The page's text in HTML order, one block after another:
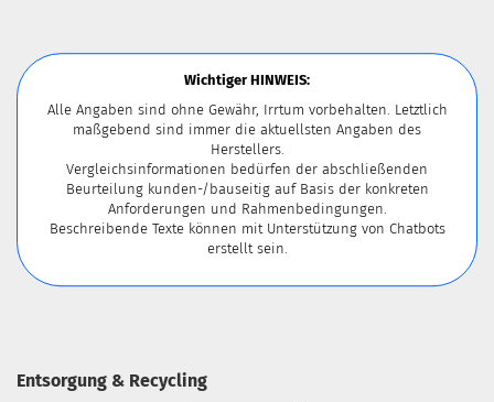
Wichtiger HINWEIS:
Alle Angaben sind ohne Gewähr, Irrtum vorbehalten. Letztlich
maßgebend sind immer die aktuellsten Angaben des
Herstellers.
Vergleichsinformationen bedürfen der abschließenden
Beurteilung kunden-/bauseitig auf Basis der konkreten
Anforderungen und Rahmenbedingungen.
Beschreibende Texte können mit Unterstützung von Chatbots
erstellt sein.
Entsorgung & Recycling